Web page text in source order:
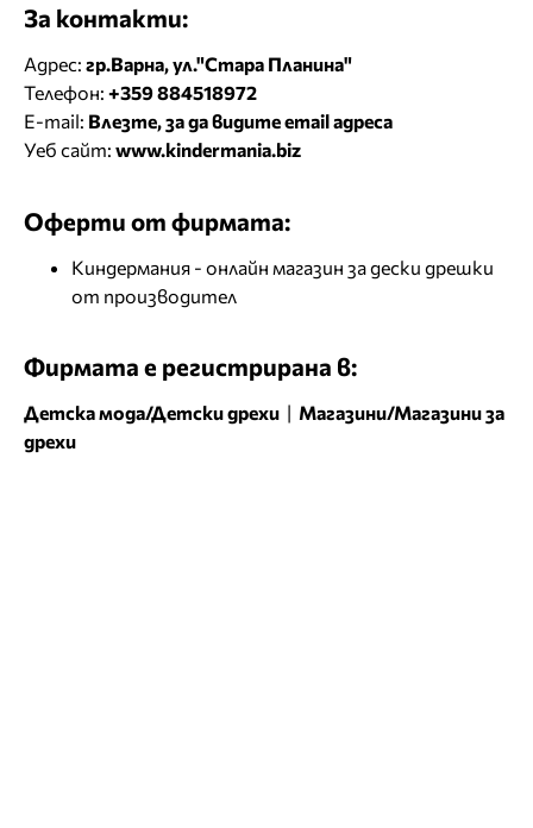
За контакти:
Адрес: гр.Варна, ул."Стара Планина"
Телефон: +359 884518972
E-mail: Влезте, за да видите email адреса
Уеб сайт: www.kindermania.biz
Оферти от фирмата:
Киндермания - онлайн магазин за дески дрешки
от производител
Фирмата е регистрирана в:
Детска мода/Детски дрехи | Магазини/Магазини за
дрехи